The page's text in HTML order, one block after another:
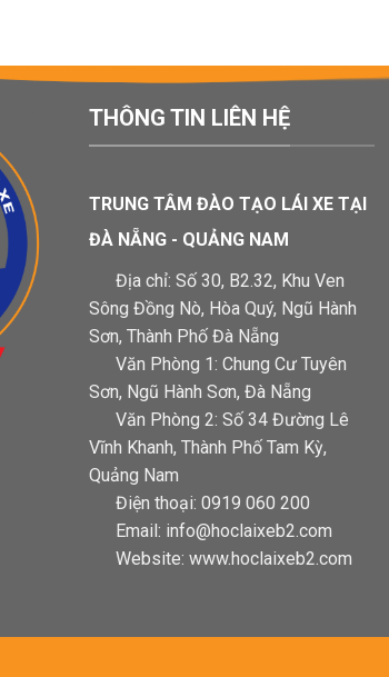
THÔNG TIN LIÊN HỆ
TRUNG TÂM ĐÀO TẠO LÁI XE TẠI
ĐÀ NẴNG - QUẢNG NAM
Địa chỉ: Số 30, B2.32, Khu Ven
Sông Đồng Nò, Hòa Quý, Ngũ Hành
Sơn, Thành Phố Đà Nẵng
Văn Phòng 1: Chung Cư Tuyên
Sơn, Ngũ Hành Sơn, Đà Nẵng
Văn Phòng 2: Số 34 Đường Lê
Vĩnh Khanh, Thành Phố Tam Kỳ,
Quảng Nam
Điện thoại: 0919 060 200
Email: info@hoclaixeb2.com
Website: www.hoclaixeb2.com